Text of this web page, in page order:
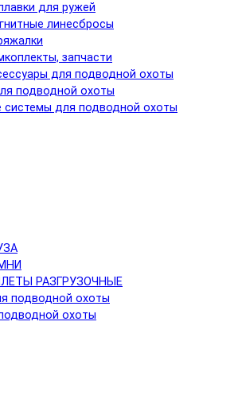
для ружей
линесбросы
запчасти
для подводной охоты
подводной охоты
системы для подводной охоты
РАЗГРУЗОЧНЫЕ
подводной охоты
охоты